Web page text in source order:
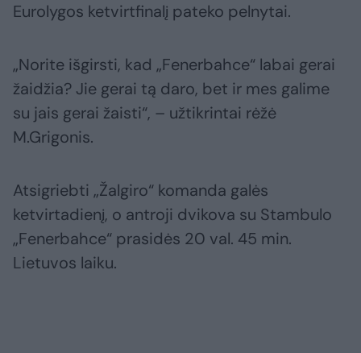
Eurolygos ketvirtfinalį pateko pelnytai.
„Norite išgirsti, kad „Fenerbahce“ labai gerai
žaidžia? Jie gerai tą daro, bet ir mes galime
su jais gerai žaisti“, – užtikrintai rėžė
M.Grigonis.
Atsigriebti „Žalgiro“ komanda galės
ketvirtadienį, o antroji dvikova su Stambulo
„Fenerbahce“ prasidės 20 val. 45 min.
Lietuvos laiku.